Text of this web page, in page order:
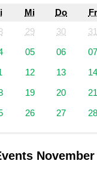
Mi Do Fr
29 30 31
05 06 07
12 13 14
19 20 21
26 27 28
November